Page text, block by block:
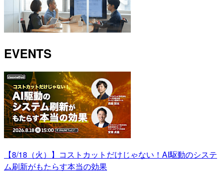
EVENTS
【8/18（火）】コストカットだけじゃない！AI駆動のシステ
ム刷新がもたらす本当の効果